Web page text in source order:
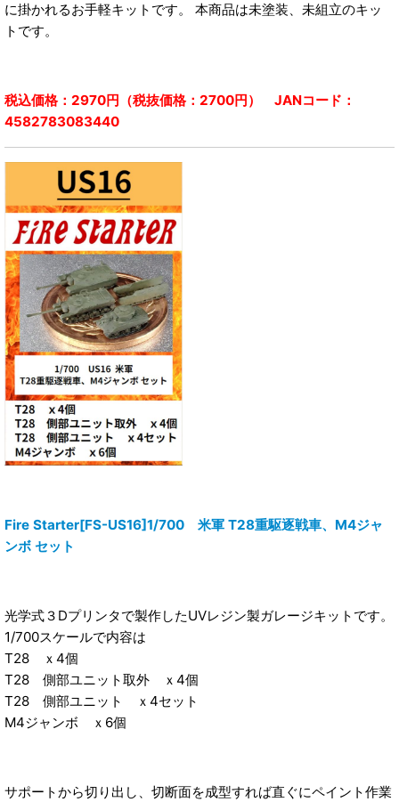
に掛かれるお手軽キットです。 本商品は未塗装、未組立のキッ
トです。
税込価格：2970円（税抜価格：2700円） JANコード：
4582783083440
Fire Starter[FS-US16]1/700 米軍 T28重駆逐戦車、M4ジャ
ンボ セット
光学式３Dプリンタで製作したUVレジン製ガレージキットです。
1/700スケールで内容は
T28 ｘ4個
T28 側部ユニット取外 ｘ4個
T28 側部ユニット ｘ4セット
M4ジャンボ ｘ6個
サポートから切り出し、切断面を成型すれば直ぐにペイント作業